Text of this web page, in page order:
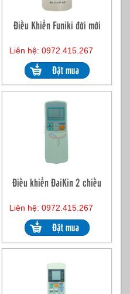
Điều Khiển Funiki đời mới
Liên hệ: 0972.415.267
Điều khiển ĐaiKin 2 chiều
Liên hệ: 0972.415.267